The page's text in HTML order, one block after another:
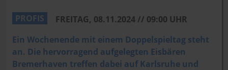
PROFIS
FREITAG, 08.11.2024 // 09:00 UHR
Ein Wochenende mit einem Doppelspieltag steht
an. Die hervorragend aufgelegten Eisbären
Bremerhaven treffen dabei auf Karlsruhe und